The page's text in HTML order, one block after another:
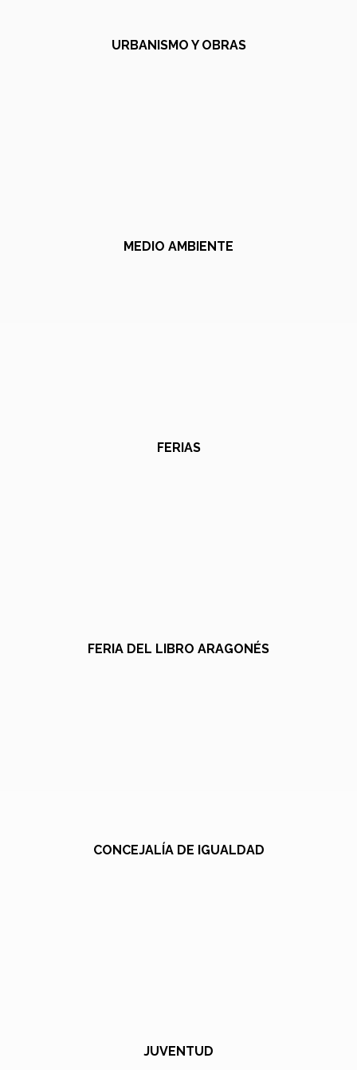
URBANISMO Y OBRAS
MEDIO AMBIENTE
FERIAS
FERIA DEL LIBRO ARAGONÉS
CONCEJALÍA DE IGUALDAD
JUVENTUD